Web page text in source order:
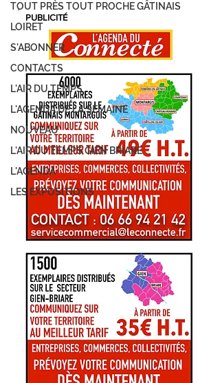
TOUT PRÈS TOUT PROCHE GÂTINAIS
LOIRET
S'ABONNER
CONTACTS
L'AIR DU TEMPS
L'AGENDA DE LA SEMAINE
NOUVEAU
L'AIR DU TEMPS GIEN BRIARE
L'AGENDA
LES EXPOSITIONS
PUBLICITÉ